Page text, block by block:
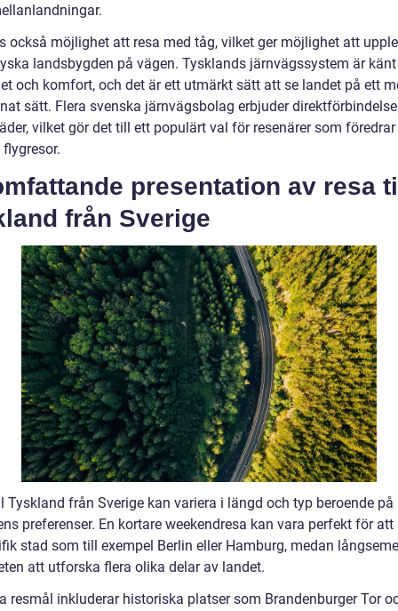
också möjlighet att resa med tåg, vilket ger möjlighet att
landsbygden på vägen. Tysklands järnvägssystem är
och komfort, och det är ett utmärkt sätt att se landet på ett
sätt. Flera svenska järnvägsbolag erbjuder
vilket gör det till ett populärt val för resenärer som
presentation av resa
från Sverige
Tyskland från Sverige kan variera i längd och typ beroende på
preferenser. En kortare weekendresa kan vara perfekt för att
stad som till exempel Berlin eller Hamburg, medan
att utforska flera olika delar av landet.
resmål inkluderar historiska platser som Brandenburger Tor